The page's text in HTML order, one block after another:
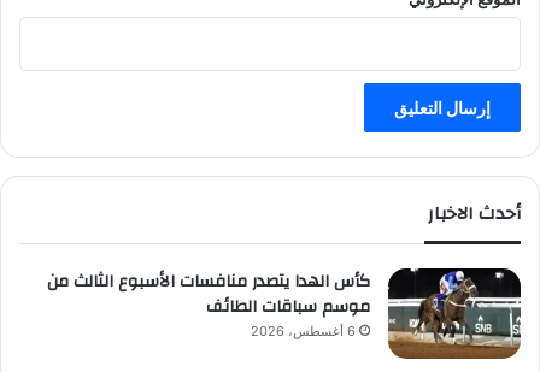
أحدث الاخبار
كأس الهدا يتصدر منافسات الأسبوع الثالث من
موسم سباقات الطائف
6 أغسطس، 2026